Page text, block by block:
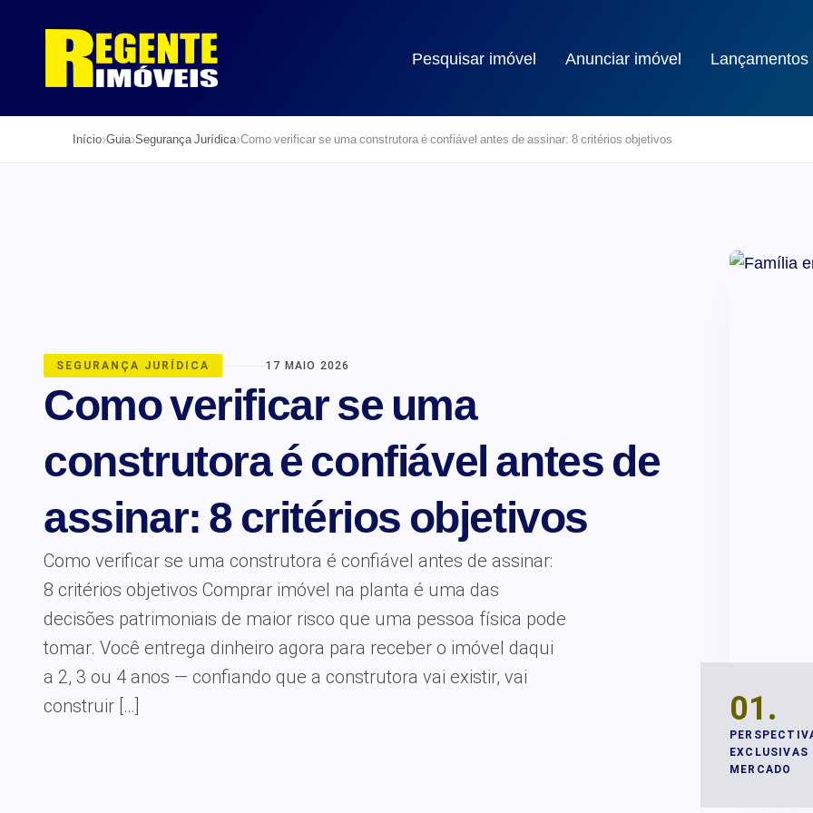
Pesquisar imóvel Anunciar imóvel Lançamentos
Início›Guia›Segurança Jurídica›Como verificar se uma construtora é confiável antes de assinar: 8 critérios objetivos
SEGURANÇA JURÍDICA 17 MAIO 2026
Como verificar se uma
construtora é confiável antes de
assinar: 8 critérios objetivos
Como verificar se uma construtora é confiável antes de assinar:
8 critérios objetivos Comprar imóvel na planta é uma das
decisões patrimoniais de maior risco que uma pessoa física pode
tomar. Você entrega dinheiro agora para receber o imóvel daqui
a 2, 3 ou 4 anos — confiando que a construtora vai existir, vai
construir […]
01.
EXCLUSIVAS
MERCADO